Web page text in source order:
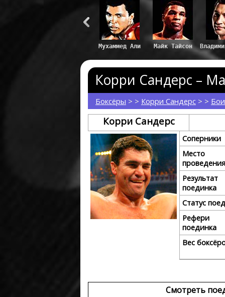
Корри Сандерс –
Боксёры > > Корри Сандерс > >
Корри Сандерс
Соперники
Место
проведения
Результат
поединка
Статус
Рефери
поединка
Вес
Смотреть